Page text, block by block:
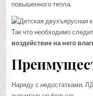
повышенного тепла.
Так что необходимо
воздействие на него
Наряду с недостатками,